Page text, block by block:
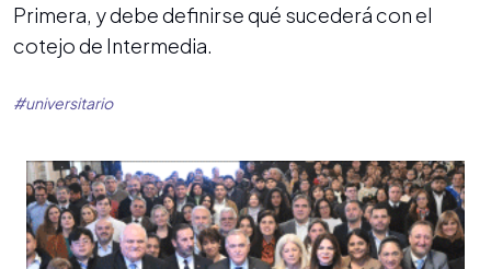
Primera, y debe definirse qué sucederá con el
cotejo de Intermedia.
#universitario